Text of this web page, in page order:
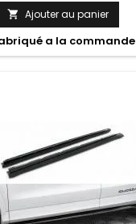
 Ajouter au panier
a la commande